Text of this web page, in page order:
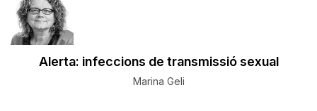
Alerta: infeccions de transmissió sexual
Marina Geli